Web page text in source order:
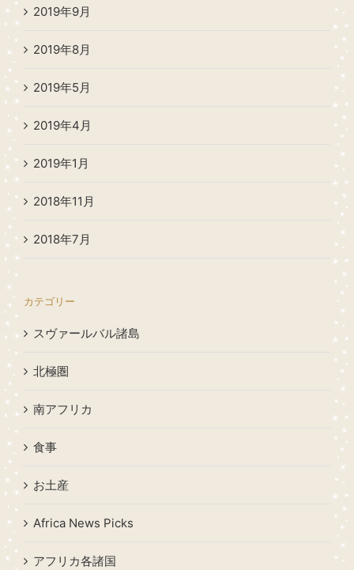
2019年9月
2019年8月
2019年5月
2019年4月
2019年1月
2018年11月
2018年7月
カテゴリー
スヴァールバル諸島
北極圏
南アフリカ
食事
お土産
Africa News Picks
アフリカ各諸国